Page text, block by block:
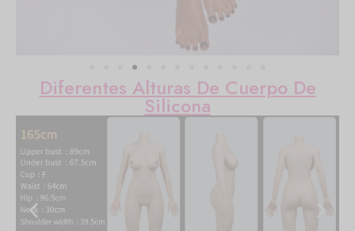
Diferentes Alturas De Cuerpo De
Silicona